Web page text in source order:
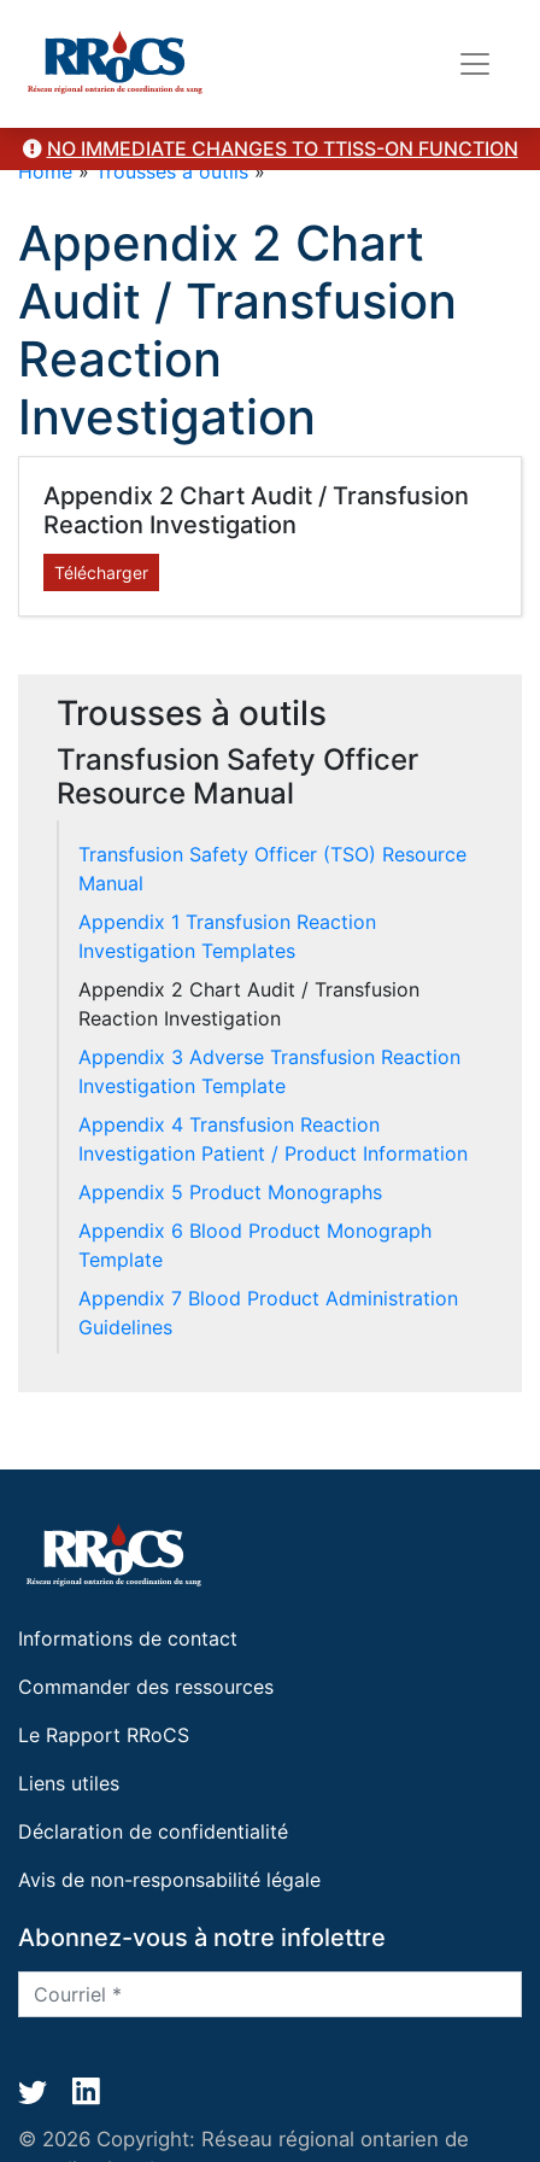
NO IMMEDIATE CHANGES TO TTISS-ON FUNCTION
Home»Trousses à outils»
Appendix 2 Chart
Audit / Transfusion
Reaction
Investigation
Appendix 2 Chart Audit / Transfusion
Reaction Investigation
Télécharger
Trousses à outils
Transfusion Safety Officer
Resource Manual
Transfusion Safety Officer (TSO) Resource
Manual
Appendix 1 Transfusion Reaction
Investigation Templates
Appendix 2 Chart Audit / Transfusion
Reaction Investigation
Appendix 3 Adverse Transfusion Reaction
Investigation Template
Appendix 4 Transfusion Reaction
Investigation Patient / Product Information
Appendix 5 Product Monographs
Appendix 6 Blood Product Monograph
Template
Appendix 7 Blood Product Administration
Guidelines
Informations de contact
Commander des ressources
Le Rapport RRoCS
Liens utiles
Déclaration de confidentialité
Avis de non-responsabilité légale
Abonnez-vous à notre infolettre
© 2026 Copyright: Réseau régional ontarien de